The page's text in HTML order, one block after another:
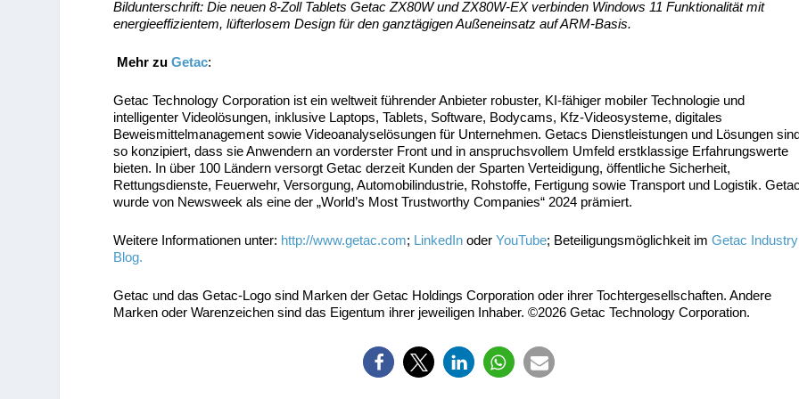
Bildunterschrift: Die neuen 8-Zoll Tablets Getac ZX80W und ZX80W-EX verbinden Windows 11 Funktionalität mit
energieeffizientem, lüfterlosem Design für den ganztägigen Außeneinsatz auf ARM-Basis.
Mehr zuGetac:
Getac Technology Corporation ist ein weltweit führender Anbieter robuster, KI-fähiger mobiler Technologie und
intelligenter Videolösungen, inklusive Laptops, Tablets, Software, Bodycams, Kfz-Videosysteme, digitales
Beweismittelmanagement sowie Videoanalyselösungen für Unternehmen. Getacs Dienstleistungen und Lösungen
so konzipiert, dass sie Anwendern an vorderster Front und in anspruchsvollem Umfeld erstklassige Erfahrungswerte
bieten. In über 100 Ländern versorgt Getac derzeit Kunden der Sparten Verteidigung, öffentliche Sicherheit,
Rettungsdienste, Feuerwehr, Versorgung, Automobilindustrie, Rohstoffe, Fertigung sowie Transport und Logistik.
wurde von Newsweek als eine der „World’s Most Trustworthy Companies“ 2024 prämiert.
Weitere Informationen unter: http://www.getac.com; LinkedIn oderYouTube; Beteiligungsmöglichkeit imGetac Industry
Blog.
Getac und das Getac-Logo sind Marken der Getac Holdings Corporation oder ihrer Tochtergesellschaften. Andere
Marken oder Warenzeichen sind das Eigentum ihrer jeweiligen Inhaber. ©2026 Getac Technology Corporation.